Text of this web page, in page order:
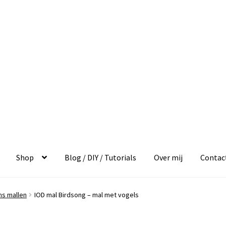
Shop Blog / DIY / Tutorials Over mij
mallen IOD mal Birdsong – mal met vogels